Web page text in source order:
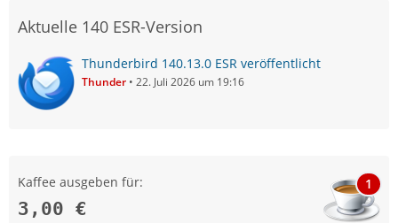
Aktuelle 140 ESR-Version
Thunderbird 140.13.0 ESR veröffentlicht
Thunder 22. Juli 2026 um 19:16
Kaffee ausgeben für:
3,00 €
1